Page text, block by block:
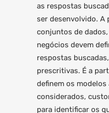
as respostas
ser desenvolvido. A
conjuntos de
negócios devem
respostas
prescritivas. É a
definem os modelos
considerados,
para identificar os